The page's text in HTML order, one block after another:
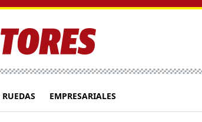
RUEDAS EMPRESARIALES